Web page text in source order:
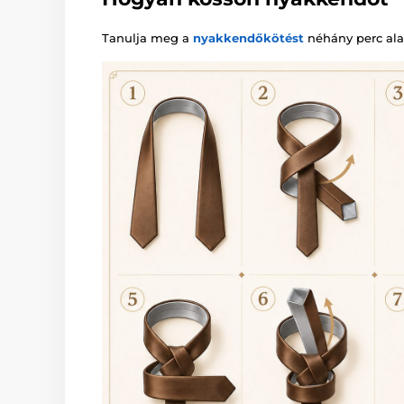
Tanulja meg a nyakkendőkötést néhány perc